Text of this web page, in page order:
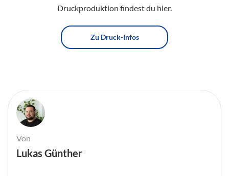
Druckproduktion findest du hier.
Zu Druck-Infos
Von
Lukas Günther